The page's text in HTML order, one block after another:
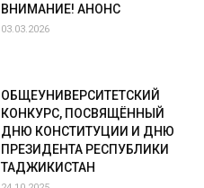
ВНИМАНИЕ! АНОНС
03.03.2026
ОБЩЕУНИВЕРСИТЕТСКИЙ
КОНКУРС, ПОСВЯЩЁННЫЙ
ДНЮ КОНСТИТУЦИИ И ДНЮ
ПРЕЗИДЕНТА РЕСПУБЛИКИ
ТАДЖИКИСТАН